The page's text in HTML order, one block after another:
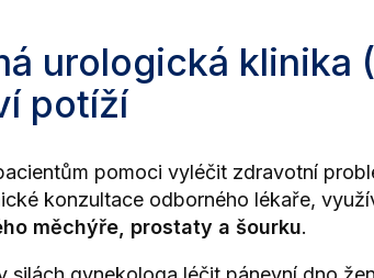
urologická klinika
potíží
pomoci vyléčit zdravotní
konzultace odborného lékaře,
měchýře, prostaty a šourku.